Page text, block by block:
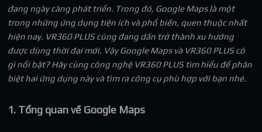
đang ngày càng phát triển. Trong đó, Google Maps là một
trong những ứng dụng tiện ích và phổ biến, quen thuộc nhất
hiện nay. VR360 PLUS cũng đang dần trở thành xu hướng
được dùng thời đại mới. Vậy Google Maps và VR360 PLUS có
gì nổi bật? Hãy cùng công nghệ VR360 PLUS tìm hiểu để phân
biệt hai ứng dụng này và tìm ra công cụ phù hợp với bạn nhé.
1. Tổng quan về Google Maps